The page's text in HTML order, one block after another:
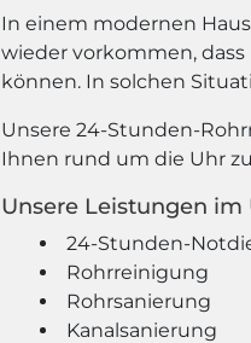
In einem modernen
wieder vorkommen,
können. In solchen
Unsere 24-Stunden-
Ihnen rund um die Uhr
Unsere Leistungen im
24-Stunden-
Rohrreinigung
Rohrsanierung
Kanalsanierung